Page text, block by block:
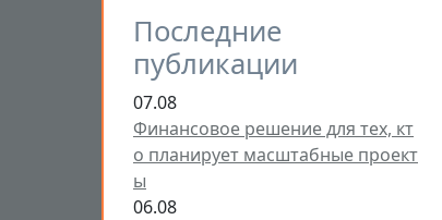
Последние
публикации
07.08
Финансовое решение для тех, кт
о планирует масштабные проект
ы
06.08